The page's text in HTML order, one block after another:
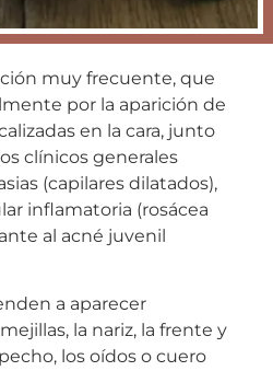
muy frecuente, que
por la aparición de
en la cara, junto
clínicos generales
(capilares dilatados),
inflamatoria (rosácea
al acné juvenil
a aparecer
la nariz, la frente y
los oídos o cuero